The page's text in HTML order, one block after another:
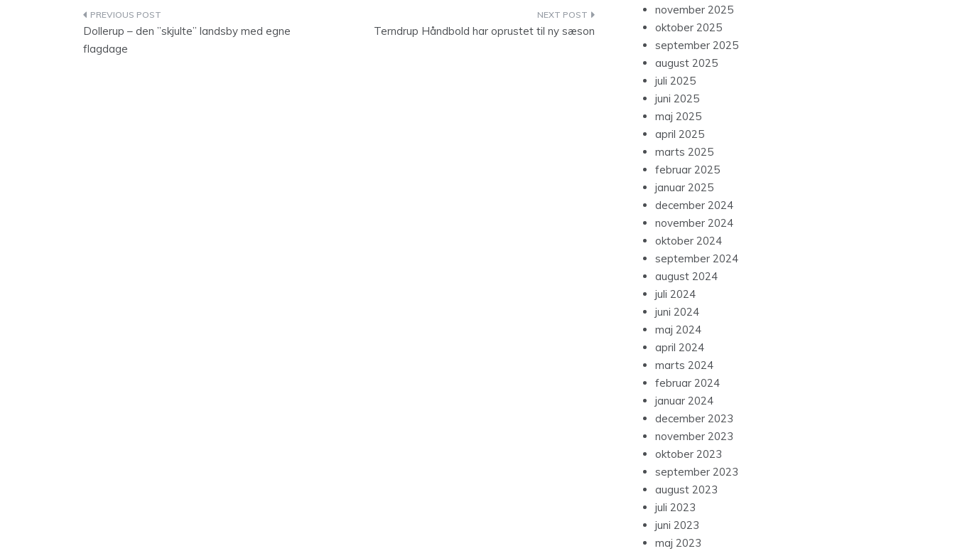
Indlægsnavigation
Dollerup – den ”skjulte” landsby med egne
flagdage
Terndrup Håndbold har oprustet til ny sæson
november 2025
oktober 2025
september 2025
august 2025
juli 2025
juni 2025
maj 2025
april 2025
marts 2025
februar 2025
januar 2025
december 2024
november 2024
oktober 2024
september 2024
august 2024
juli 2024
juni 2024
maj 2024
april 2024
marts 2024
februar 2024
januar 2024
december 2023
november 2023
oktober 2023
september 2023
august 2023
juli 2023
juni 2023
maj 2023